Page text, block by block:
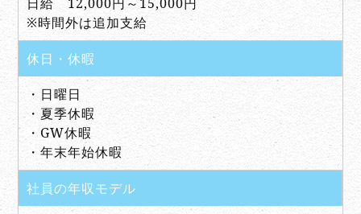
※時間外は追加支給
休日・休暇
・日曜日
・夏季休暇
・GW休暇
・年末年始休暇
社員の年収モデル